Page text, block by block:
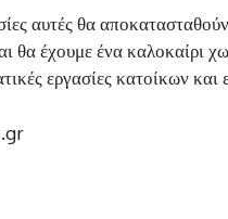
αυτές θα
θα έχουμε ένα καλοκαίρι
εργασίες κατοίκων και